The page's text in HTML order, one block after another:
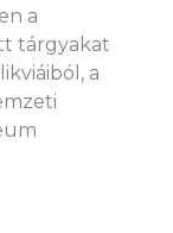
a
tárgyakat
a